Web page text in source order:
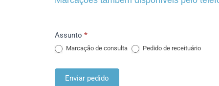
Formulário
de
consulta
Assunto *
Marcação de consulta Pedido de receituário
Enviar pedido